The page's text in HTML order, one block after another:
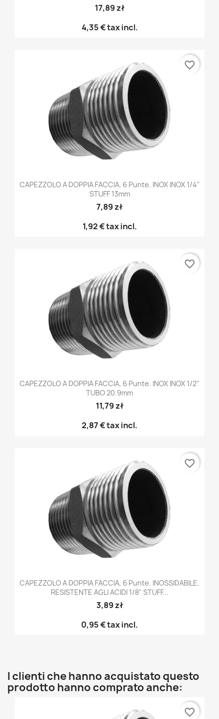
17,89 zł
4,35 €tax incl.
CAPEZZOLO A DOPPIA FACCIA, 6 Punte. INOX INOX 1/4"
STUFF 13mm
7,89 zł
1,92 €tax incl.
favorite_border
CAPEZZOLO A DOPPIA FACCIA, 6 Punte. INOX INOX 1/2"
TUBO 20.9mm
11,79 zł
2,87 €tax incl.
favorite_border
CAPEZZOLO A DOPPIA FACCIA, 6 Punte. INOSSIDABILE,
RESISTENTE AGLI ACIDI 1/8" STUFF...
3,89 zł
0,95 €tax incl.
favorite_border
I clienti che hanno acquistato questo
prodotto hanno comprato anche:
favorite_border